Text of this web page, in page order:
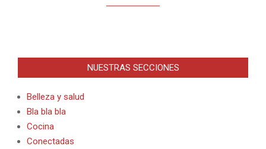
NUESTRAS SECCIONES
Belleza y salud
Bla bla bla
Cocina
Conectadas